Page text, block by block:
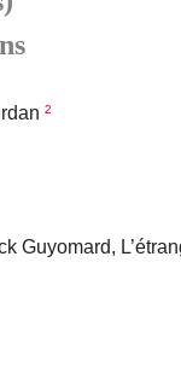
²
Guyomard,